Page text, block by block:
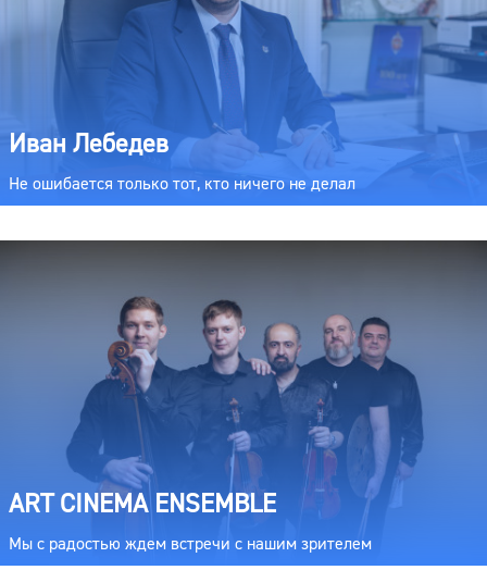
Иван Лебедев
Не ошибается только тот, кто ничего не делал
ART CINEMA ENSEMBLE
Мы с радостью ждем встречи с нашим зрителем